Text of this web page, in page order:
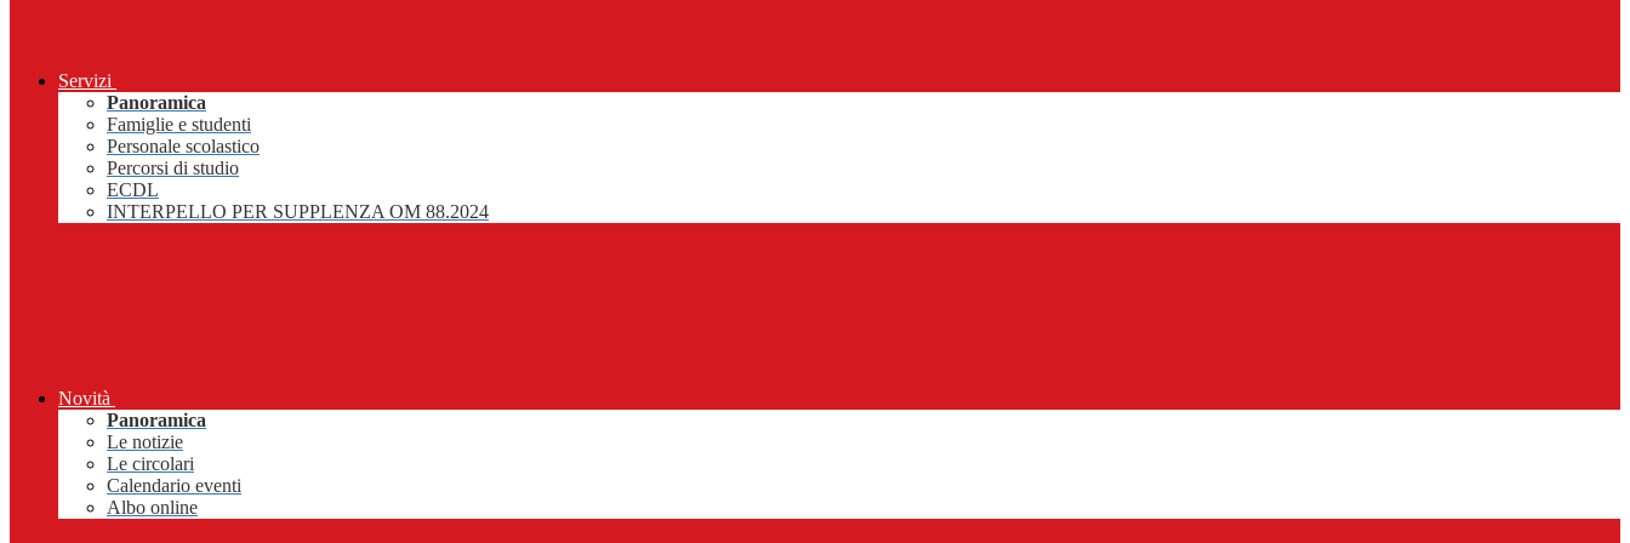
Servizi
Panoramica
Famiglie e studenti
Personale scolastico
Percorsi di studio
ECDL
INTERPELLO PER SUPPLENZA OM 88.2024
Novità
Panoramica
Le notizie
Le circolari
Calendario eventi
Albo online